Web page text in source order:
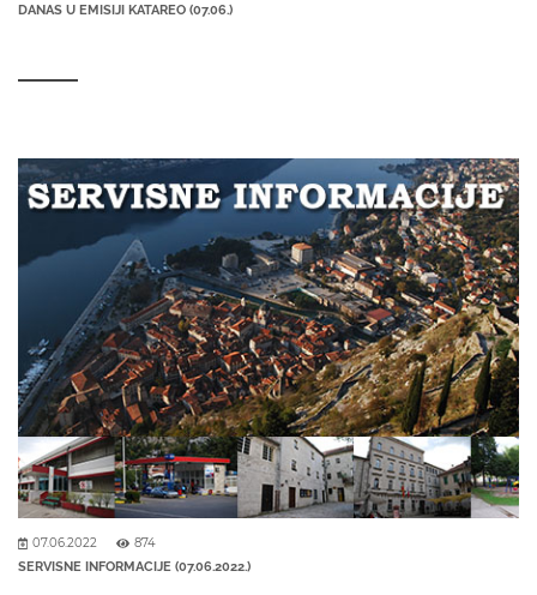
DANAS U EMISIJI KATAREO (07.06.)
07.06.2022 874
SERVISNE INFORMACIJE (07.06.2022.)